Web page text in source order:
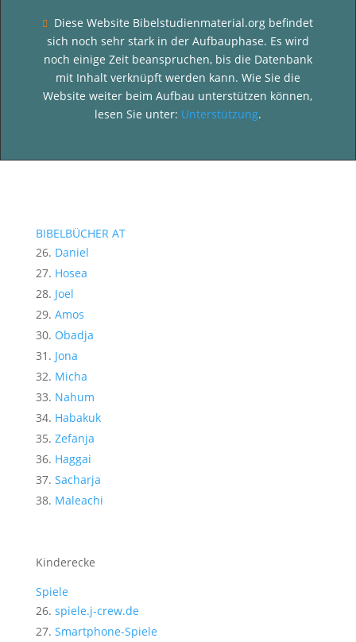

Diese Website Bibelstudienmaterial.org befindet
sich noch sehr stark in der Aufbauphase. Es wird
noch einige Zeit beanspruchen, bis die Datenbank
mit Inhalt verknüpft werden kann. Wie Sie die
Website weiter beim Aufbau unterstützen können,
lesen Sie unter: Unterstützung.
BIBELBÜCHER AT
Daniel
Hosea
Joel
Amos
Obadja
Jona
Micha
Nahum
Habakuk
Zefanja
Haggai
Sacharja
Maleachi
Kinderecke
Spiele
spiele.j-crew.de
Smartphone-Spiele